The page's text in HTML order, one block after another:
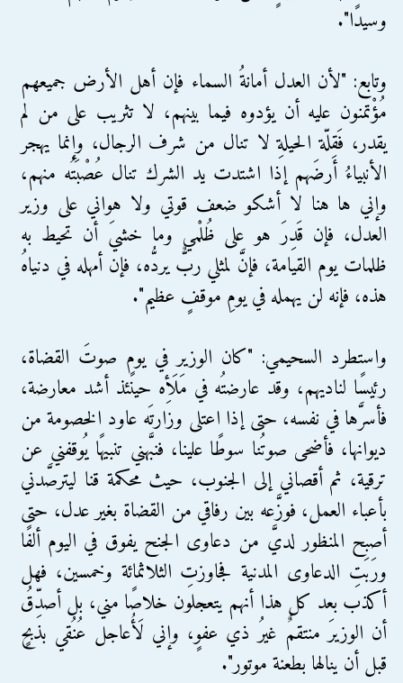
وسيدًا".
وتابع: "لأن العدل أمانةُ السماء فإن أهل الأرض جميعهم
مُؤْتمنون عليه أن يؤدوه فيما بينهم، لا تثريب على من لم
يقدر، فَقِلّة الحيلةِ لا تنال من شرف الرجال، وإنما يهجر
الأنبياءُ أرضَهم إذا اشتدت يد الشرك تنال عُصْبَتُه منهم،
وإني ها هنا لا أشكو ضعف قوتي ولا هواني على وزير
العدل، فإن قَدِرَ هو على ظُلْمي وما خشيَ أن تحيط به
ظلمات يوم القيامة، فإنَّ لمثلي ربٌّ يردُّه، فإن أمهله في دنياهُ
هذه، فإنه لن يهمله في يومِ موقفٍ عظيم".
واستطرد السحيمي: "كان الوزير في يومٍ صوتَ القضاة،
رئيسًا لناديهم، وقد عارضتُه في مَلَأِه حينئذ أشد معارضة،
فأسرَّها في نفسه، حتى إذا اعتلى وزارتَه عاود الخصومة من
ديوانها، فأضحى صوتُنا سوطًا علينا، فنبَّهني تنبيهًا يُوقفني عن
ترقية، ثم أقصاني إلى الجنوب، حيث محكمة قنا ليترصَّدني
بأعباء العمل، فوزَّعه بين رفاقي من القضاة بغير عدل، حتى
أصبح المنظور لديَّ من دعاوى الجنح يفوق في اليوم ألفًا
ورَبَتِ الدعاوى المدنية فجاوزتِ الثلاثمائة وخمسين، فهل
أكذب بعد كل هذا أنهم يتعجلون خلاصًا مني، بل أصدِّقُ
أن الوزيرَ منتقمٌ غيرُ ذي عفوٍ، وإني لَأُعاجل عُنُقي بذبحٍ
قبل أن ينالها بطعنة موتور".